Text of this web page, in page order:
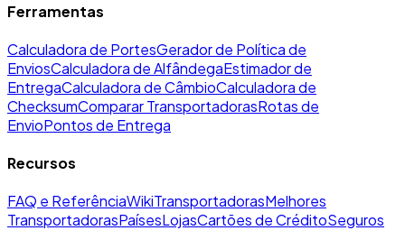
Ferramentas
Calculadora de PortesGerador de Política de
EnviosCalculadora de AlfândegaEstimador de
EntregaCalculadora de CâmbioCalculadora de
ChecksumComparar TransportadorasRotas de
EnvioPontos de Entrega
Recursos
FAQ e ReferênciaWikiTransportadorasMelhores
TransportadorasPaísesLojasCartões de CréditoSeguros